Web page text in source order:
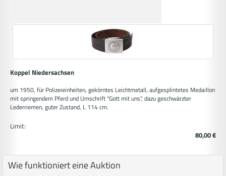
Koppel Niedersachsen
um 1950, für Polizeieinheiten, gekörntes Leichtmetall, aufgesplintetes Medaillon
mit springendem Pferd und Umschrift "Gott mit uns", dazu geschwärzter
Lederriemen, guter Zustand, L 114 cm.
Limit:
80,00 €
Wie funktioniert eine Auktion